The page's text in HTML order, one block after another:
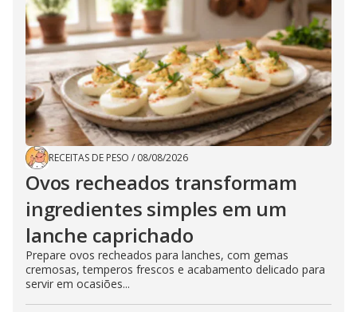
RECEITAS DE PESO / 08/08/2026
Ovos recheados transformam
ingredientes simples em um
lanche caprichado
Prepare ovos recheados para lanches, com gemas
cremosas, temperos frescos e acabamento delicado para
servir em ocasiões...